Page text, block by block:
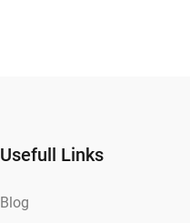
Usefull Links
Blog